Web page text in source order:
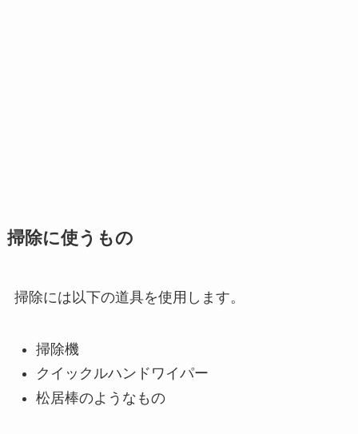
掃除に使うもの
掃除には以下の道具を使用します。
掃除機
クイックルハンドワイパー
松居棒のようなもの